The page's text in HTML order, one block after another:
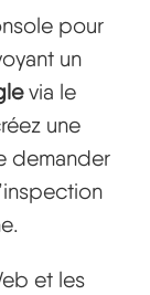
pour
un
via le
une
demander
et les